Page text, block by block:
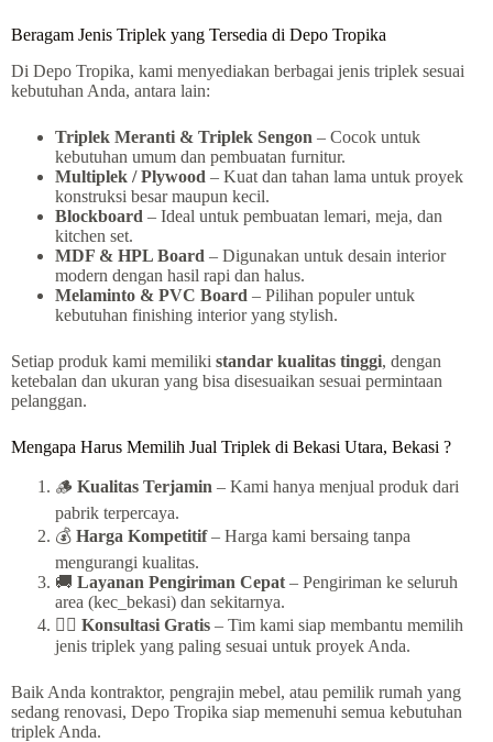
Beragam Jenis Triplek yang Tersedia di Depo Tropika
Di Depo Tropika, kami menyediakan berbagai jenis triplek sesuai
kebutuhan Anda, antara lain:
Triplek Meranti & Triplek Sengon – Cocok untuk
kebutuhan umum dan pembuatan furnitur.
Multiplek / Plywood – Kuat dan tahan lama untuk proyek
konstruksi besar maupun kecil.
Blockboard – Ideal untuk pembuatan lemari, meja, dan
kitchen set.
MDF & HPL Board – Digunakan untuk desain interior
modern dengan hasil rapi dan halus.
Melaminto & PVC Board – Pilihan populer untuk
kebutuhan finishing interior yang stylish.
Setiap produk kami memiliki standar kualitas tinggi, dengan
ketebalan dan ukuran yang bisa disesuaikan sesuai permintaan
pelanggan.
Mengapa Harus Memilih Jual Triplek di Bekasi Utara, Bekasi ?
🪵 Kualitas Terjamin – Kami hanya menjual produk dari
pabrik terpercaya.
💰 Harga Kompetitif– Harga kami bersaing tanpa
mengurangi kualitas.
🚚 Layanan Pengiriman Cepat – Pengiriman ke seluruh
area (kec_bekasi) dan sekitarnya.
👷‍♂️ Konsultasi Gratis – Tim kami siap membantu memilih
jenis triplek yang paling sesuai untuk proyek Anda.
Baik Anda kontraktor, pengrajin mebel, atau pemilik rumah yang
sedang renovasi, Depo Tropika siap memenuhi semua kebutuhan
triplek Anda.